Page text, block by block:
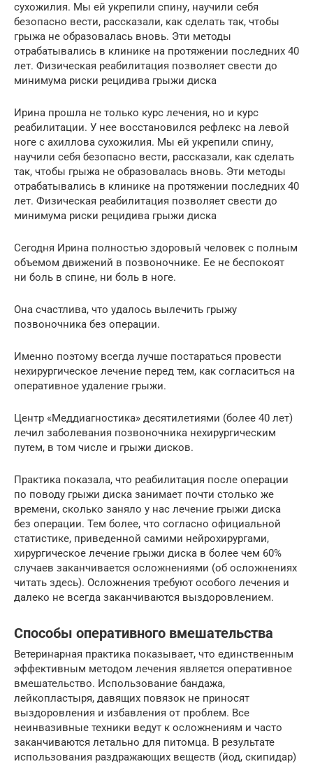
сухожилия. Мы ей укрепили спину, научили себя
безопасно вести, рассказали, как сделать так, чтобы
грыжа не образовалась вновь. Эти методы
отрабатывались в клинике на протяжении последних 40
лет. Физическая реабилитация позволяет свести до
минимума риски рецидива грыжи диска
Ирина прошла не только курс лечения, но и курс
реабилитации. У нее восстановился рефлекс на левой
ноге с ахиллова сухожилия. Мы ей укрепили спину,
научили себя безопасно вести, рассказали, как сделать
так, чтобы грыжа не образовалась вновь. Эти методы
отрабатывались в клинике на протяжении последних 40
лет. Физическая реабилитация позволяет свести до
минимума риски рецидива грыжи диска
Сегодня Ирина полностью здоровый человек с полным
объемом движений в позвоночнике. Ее не беспокоят
ни боль в спине, ни боль в ноге.
Она счастлива, что удалось вылечить грыжу
позвоночника без операции.
Именно поэтому всегда лучше постараться провести
нехирургическое лечение перед тем, как согласиться на
оперативное удаление грыжи.
Центр «Меддиагностика» десятилетиями (более 40 лет)
лечил заболевания позвоночника нехирургическим
путем, в том числе и грыжи дисков.
Практика показала, что реабилитация после операции
по поводу грыжи диска занимает почти столько же
времени, сколько заняло у нас лечение грыжи диска
без операции. Тем более, что согласно официальной
статистике, приведенной самими нейрохирургами,
хирургическое лечение грыжи диска в более чем 60%
случаев заканчивается осложнениями (об осложнениях
читать здесь). Осложнения требуют особого лечения и
далеко не всегда заканчиваются выздоровлением.
Способы оперативного вмешательства
Ветеринарная практика показывает, что единственным
эффективным методом лечения является оперативное
вмешательство. Использование бандажа,
лейкопластыря, давящих повязок не приносят
выздоровления и избавления от проблем. Все
неинвазивные техники ведут к осложнениям и часто
заканчиваются летально для питомца. В результате
использования раздражающих веществ (йод, скипидар)